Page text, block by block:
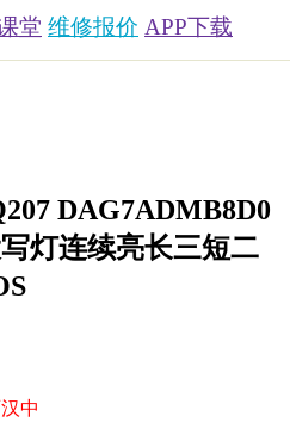
堂 维修报价 APP下载
DAG7ADMB8D0
灯连续亮长三短二
中